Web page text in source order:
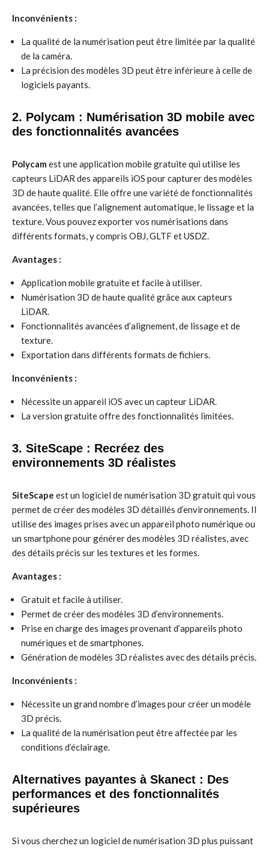
Inconvénients :
La qualité de la numérisation peut être limitée par la qualité
de la caméra.
La précision des modèles 3D peut être inférieure à celle de
logiciels payants.
2. Polycam : Numérisation 3D mobile avec
des fonctionnalités avancées
Polycam est une application mobile gratuite qui utilise les
capteurs LiDAR des appareils iOS pour capturer des modèles
3D de haute qualité. Elle offre une variété de fonctionnalités
avancées, telles que l’alignement automatique, le lissage et la
texture. Vous pouvez exporter vos numérisations dans
différents formats, y compris OBJ, GLTF et USDZ.
Avantages :
Application mobile gratuite et facile à utiliser.
Numérisation 3D de haute qualité grâce aux capteurs
LiDAR.
Fonctionnalités avancées d’alignement, de lissage et de
texture.
Exportation dans différents formats de fichiers.
Inconvénients :
Nécessite un appareil iOS avec un capteur LiDAR.
La version gratuite offre des fonctionnalités limitées.
3. SiteScape : Recréez des
environnements 3D réalistes
SiteScape est un logiciel de numérisation 3D gratuit qui vous
permet de créer des modèles 3D détaillés d’environnements. Il
utilise des images prises avec un appareil photo numérique ou
un smartphone pour générer des modèles 3D réalistes, avec
des détails précis sur les textures et les formes.
Avantages :
Gratuit et facile à utiliser.
Permet de créer des modèles 3D d’environnements.
Prise en charge des images provenant d’appareils photo
numériques et de smartphones.
Génération de modèles 3D réalistes avec des détails précis.
Inconvénients :
Nécessite un grand nombre d’images pour créer un modèle
3D précis.
La qualité de la numérisation peut être affectée par les
conditions d’éclairage.
Alternatives payantes à Skanect : Des
performances et des fonctionnalités
supérieures
Si vous cherchez un logiciel de numérisation 3D plus puissant